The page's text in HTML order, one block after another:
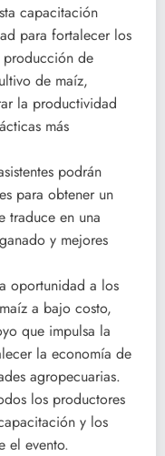
capacitación
para fortalecer los
de
de maíz,
la productividad
más
podrán
para obtener un
traduce en una
y mejores
oportunidad a los
a bajo costo,
que impulsa la
la economía de
agropecuarias.
los productores
y los
el evento.